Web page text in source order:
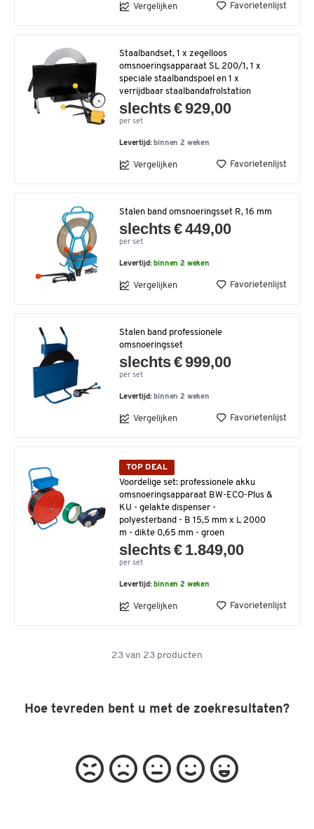
Vergelijken Favorietenlijst
Staalbandset, 1 x zegelloos
omsnoeringsapparaat SL 200/1, 1 x
speciale staalbandspoel en 1 x
verrijdbaar staalbandafrolstation
slechts € 929,00
per set
Levertijd: binnen 2 weken
Vergelijken Favorietenlijst
Stalen band omsnoeringsset R, 16 mm
slechts € 449,00
per set
Levertijd: binnen 2 weken
Vergelijken Favorietenlijst
Stalen band professionele
omsnoeringsset
slechts € 999,00
per set
Levertijd: binnen 2 weken
Vergelijken Favorietenlijst
TOP DEAL
Voordelige set: professionele akku
omsnoeringsapparaat BW-ECO-Plus &
KU - gelakte dispenser -
polyesterband - B 15,5 mm x L 2000
m - dikte 0,65 mm - groen
slechts € 1.849,00
per set
Levertijd:binnen 2 weken
Vergelijken Favorietenlijst
23 van 23 producten
Hoe tevreden bent u met de zoekresultaten?